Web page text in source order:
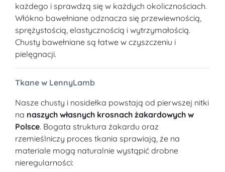
każdego i sprawdzą się w każdych okolicznościach.
Włókno bawełniane odznacza się przewiewnością,
sprężystością, elastycznością i wytrzymałością.
Chusty bawełniane są łatwe w czyszczeniu i
pielęgnacji.
Tkane w LennyLamb
Nasze chusty i nosidełka powstają od pierwszej nitki
na naszych własnych krosnach żakardowych w
Polsce. Bogata struktura żakardu oraz
rzemieślniczy proces tkania sprawiają, że na
materiale mogą naturalnie wystąpić drobne
nieregularności: